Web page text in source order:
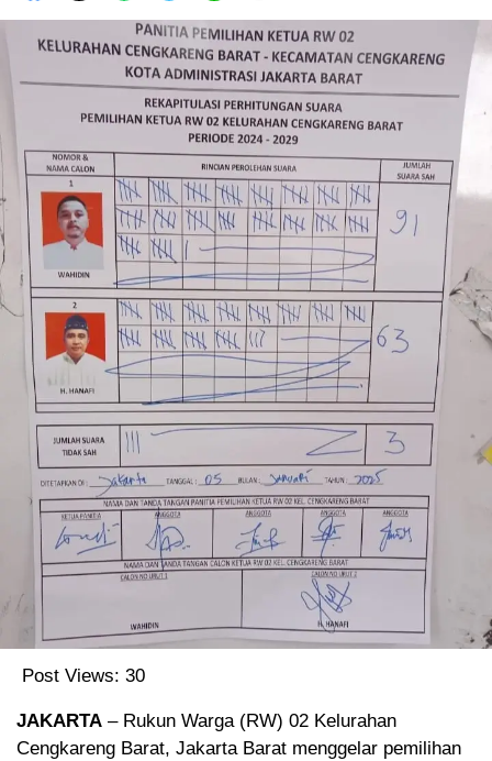
Post Views: 30
JAKARTA – Rukun Warga (RW) 02 Kelurahan
Cengkareng Barat, Jakarta Barat menggelar pemilihan